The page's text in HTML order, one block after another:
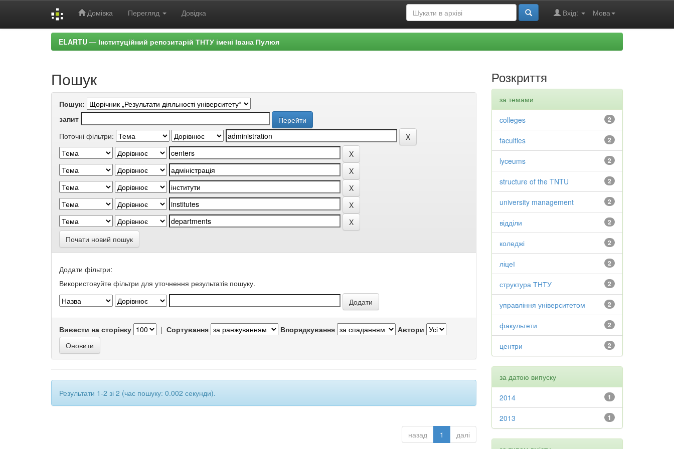
Домівка Перегляд Довідка Мова
Вхід:
ELARTU — Інституційний репозитарій ТНТУ імені Івана Пулюя
Пошук
Пошук:
запит
Поточні фільтри:
Почати новий пошук
Додати фільтри:
Використовуйте фільтри для уточнення результатів пошуку.
Вивести на сторінку | Сортування Впорядкування Автори
Результати 1-2 зі 2 (час пошуку: 0.002 секунди).
назад 1 далі
Розкриття
за темами
2
colleges
2
faculties
2
lyceums
2
structure of the TNTU
2
university management
2
відділи
2
коледжі
2
ліцеї
2
структура ТНТУ
2
управління університетом
2
факультети
2
центри
за датою випуску
1
2014
1
2013